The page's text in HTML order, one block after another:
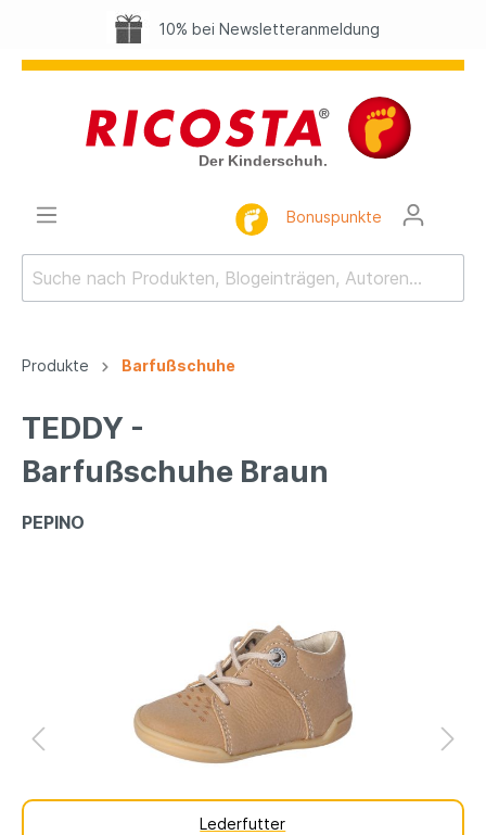
10% bei Newsletteranmeldung
Bonuspunkte
Produkte Barfußschuhe
TEDDY -
Barfußschuhe Braun
PEPINO
Lederfutter